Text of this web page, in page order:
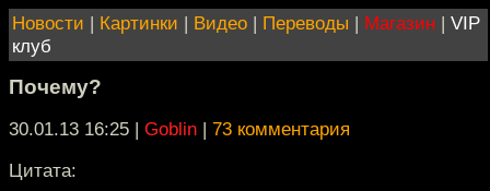
Новости | Картинки | Видео | Переводы | Магазин | VIP
клуб
Почему?
30.01.13 16:25 | Goblin | 73 комментария
Цитата: